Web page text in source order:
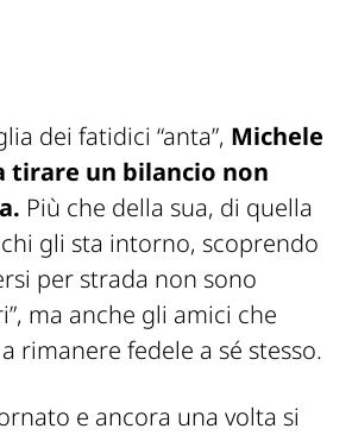
dei fatidici “anta”, Michele
tirare un bilancio non
Più che della sua, di quella
gli sta intorno, scoprendo
per strada non sono
ma anche gli amici che
rimanere fedele a sé stesso.
e ancora una volta si